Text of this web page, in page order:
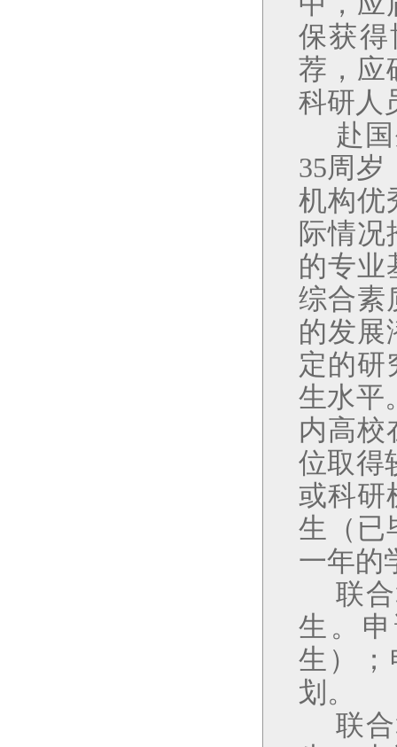
保获
荐，应
科研人
赴
35周岁
机构优
际情
的专业
综合素
的发展
定的研
生水平
内高校
位取得
或科研
生（已
一年的
联
生。
生）
划。
联